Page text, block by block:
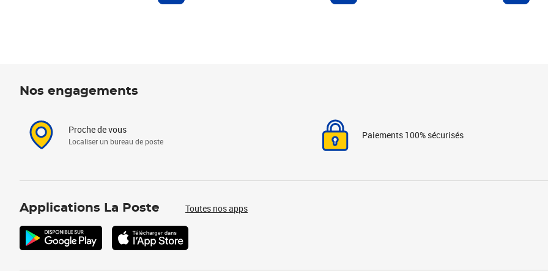
Nos engagements
Proche de vous
Localiser un bureau de poste
Paiements 100% sécurisés
Applications La Poste Toutes nos apps